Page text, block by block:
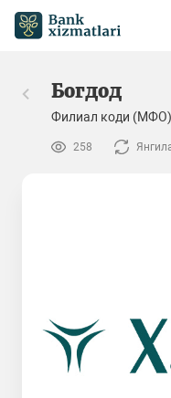
Богдод
Филиал коди
258